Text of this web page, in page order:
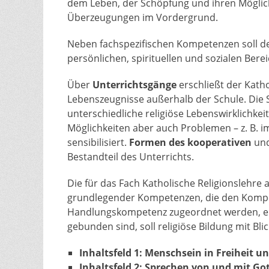
dem Leben, der Schöpfung und ihren
Überzeugungen im Vordergrund.
Neben fachspezifischen Kompetenzen soll
persönlichen, spirituellen und sozialen
Über Unterrichtsgänge erschließt der
Lebenszeugnisse außerhalb der Schule.
unterschiedliche religiöse
Möglichkeiten aber auch Problemen – z. B.
sensibilisiert. Formen des kooperativen
Bestandteil des Unterrichts.
Die für das Fach Katholische Religionslehre
grundlegender Kompetenzen, die den
Handlungskompetenz zugeordnet werden,
gebunden sind, soll religiöse Bildung mit
Inhaltsfeld 1: Menschsein in Freiheit